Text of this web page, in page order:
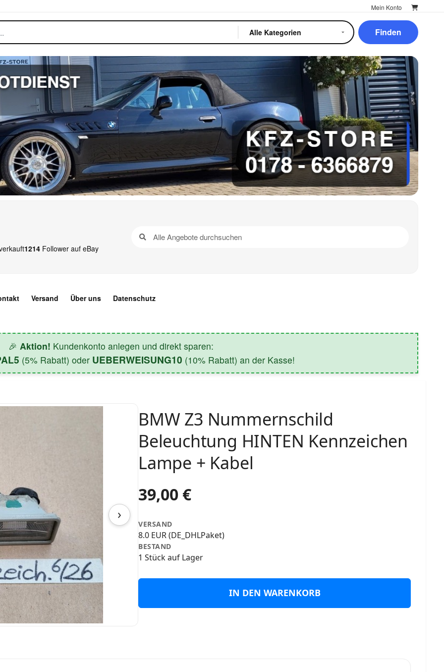
Mein Konto
Finden
1214 Follower auf eBay
Versand Über uns Datenschutz
🎉 Aktion! Kundenkonto anlegen und direkt sparen:
(5% Rabatt) oder UEBERWEISUNG10 (10% Rabatt) an der Kasse!
›
BMW Z3 Nummernschild
Beleuchtung HINTEN Kennzeichen
Lampe + Kabel
39,00 €
VERSAND
8.0 EUR (DE_DHLPaket)
BESTAND
1 Stück auf Lager
IN DEN WARENKORB